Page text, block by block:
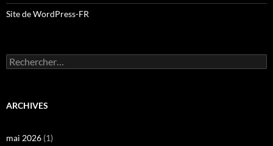
Site de WordPress-FR
Rechercher :
ARCHIVES
mai 2026 (1)